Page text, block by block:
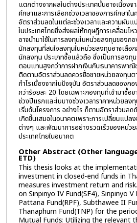
แตกต่างจากผลในต่างประเทศนั้นอาจเนื่องจา
ศึกษาและการเลือกช่วงเวลาของการศึกษาใ
อัตราส่วนลดในแต่ละช่วงเวลาและความผัน
ในประเทศไทยซึ่งส่งผลให้ทฤษฎีการเคลื่อนไ
อาจนำมาใช้ในการลงทุนในหน่วยลงทุนของก
นักลงทุนที่สนใจลงทุนในหน่วยลงทุนอาจเลือ
นักลงทุน ประเภทซื้อแล้วถือ ซึ่งเป็นการลงทุน
ตอบแทนสูงกว่าการฝากเงินกับธนาคารพา
ติดตามอัตราส่วนลดควรซื้อขายหน่วยลงทุน
กำไรเนื่องจากในปัจจุบัน อัตราส่วนลดของก
กว่าร้อยละ 20 โดยเฉพาะกองทุนที่เข้ามาซื้อ
ช่วงปีแรกและในบางช่วงเวลาราคาหน่วยลง
เริ่มด้นโครงการ อย่างไร ก็ตามอัตราส่วนลด
เกิดขึ้นเสมอในอนาคตเพราะการเปลี่ยนแปล
ต่างๆ และพัฒนาการอย่างรวดเร็วของหน่ว
ประเทศไทยในอนาคต
Other Abstract (Other
ETD)
This thesis looks at the
investment in closed-end funds in
measures investment return and
on Sinpinyo IV Fund(SF4), Sinpinyo V
Pattana Fund(RPF), Subthawee II
Thanaphum Fund(TNP) for the
Mutual Funds: Utilizing the relevant